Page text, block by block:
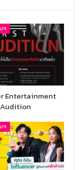
ๆ
Entertainment
ๆ